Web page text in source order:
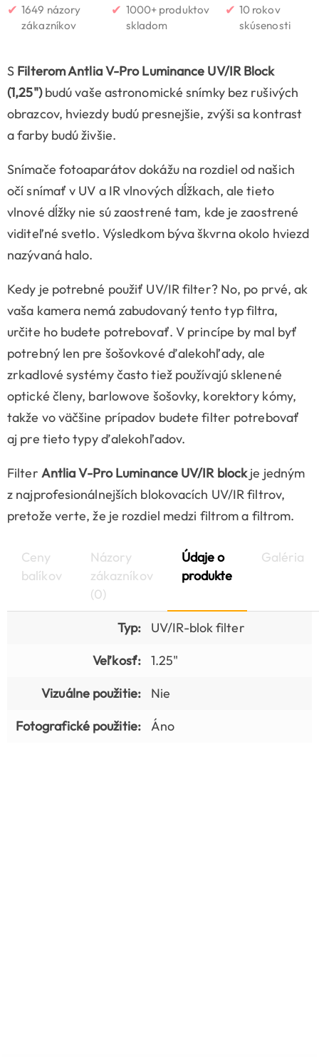
✔ 1649 názory
zákazníkov
✔ 1000+ produktov
skladom
✔ 10 rokov
skúsenosti
S Filterom Antlia V-Pro Luminance UV/IR Block
(1,25")budú vaše astronomické snímky bez rušivých
obrazcov, hviezdy budú presnejšie, zvýši sa kontrast
a farby budú živšie.
Snímače fotoaparátov dokážu na rozdiel od našich
očí snímať v UV a IR vlnových dĺžkach, ale tieto
vlnové dĺžky nie sú zaostrené tam, kde je zaostrené
viditeľné svetlo. Výsledkom býva škvrna okolo hviezd
nazývaná halo.
Kedy je potrebné použiť UV/IR filter? No, po prvé, ak
vaša kamera nemá zabudovaný tento typ filtra,
určite ho budete potrebovať. V princípe by mal byť
potrebný len pre šošovkové ďalekohľady, ale
zrkadlové systémy často tiež používajú sklenené
optické členy, barlowove šošovky, korektory kómy,
takže vo väčšine prípadov budete filter potrebovať
aj pre tieto typy ďalekohľadov.
Filter Antlia V-Pro Luminance UV/IR blockje jedným
z najprofesionálnejších blokovacích UV/IR filtrov,
pretože verte, že je rozdiel medzi filtrom a filtrom.
Ceny
balíkov
Názory
zákazníkov
(0)
Údaje o
produkte
Galéria
Typ:
UV/IR-blok filter
Veľkosť:
1.25"
Vizuálne použitie:
Nie
Fotografické použitie:
Áno